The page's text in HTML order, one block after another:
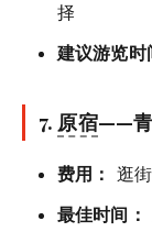
择
建议游览时
7. 原宿——青
费用： 逛
最佳时间：